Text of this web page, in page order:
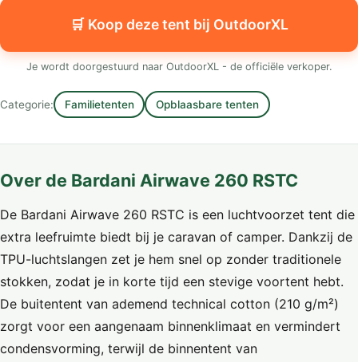
🛒 Koop deze tent bij OutdoorXL
Je wordt doorgestuurd naar OutdoorXL - de officiële verkoper.
Categorie: Familietenten Opblaasbare tenten
Over de Bardani Airwave 260 RSTC
De Bardani Airwave 260 RSTC is een luchtvoorzet tent die
extra leefruimte biedt bij je caravan of camper. Dankzij de
TPU-luchtslangen zet je hem snel op zonder traditionele
stokken, zodat je in korte tijd een stevige voortent hebt.
De buitentent van ademend technical cotton (210 g/m²)
zorgt voor een aangenaam binnenklimaat en vermindert
condensvorming, terwijl de binnentent van